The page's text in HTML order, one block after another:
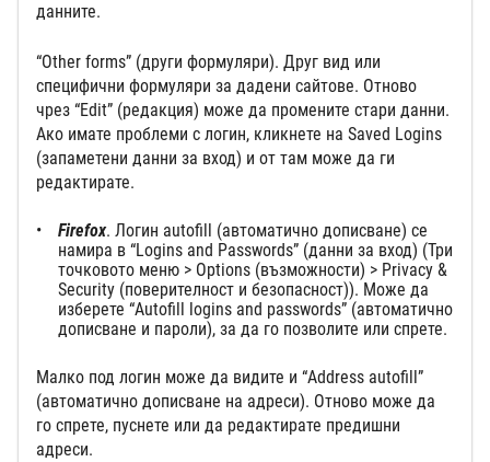
данните.
“Other forms” (други формуляри). Друг вид или
специфични формуляри за дадени сайтове. Отново
чрез “Edit” (редакция) може да промените стари данни.
Ако имате проблеми с логин, кликнете на Saved Logins
(запаметени данни за вход) и от там може да ги
редактирате.
Firefox. Логин autofill (автоматично дописване) се
намира в “Logins and Passwords” (данни за вход) (Три
точковото меню > Options (възможности) > Privacy &
Security (поверителност и безопасност)). Може да
изберете “Autofill logins and passwords” (автоматично
дописване и пароли), за да го позволите или спрете.
Малко под логин може да видите и “Address autofill”
(автоматично дописване на адреси). Отново може да
го спрете, пуснете или да редактирате предишни
адреси.